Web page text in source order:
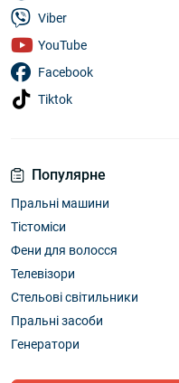
Популярне
Пральні машини
Тістоміси
Фени для волосся
Телевізори
Стельові світильники
Пральні засоби
Генератори
Viber
YouTube
Facebook
Tiktok